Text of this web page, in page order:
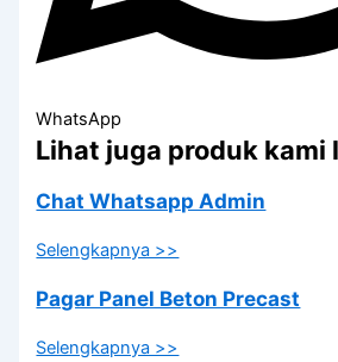
WhatsApp
Lihat juga produk kami
Chat Whatsapp Admin
Selengkapnya >>
Pagar Panel Beton Precast
Selengkapnya >>